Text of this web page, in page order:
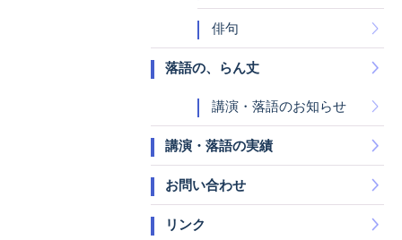
俳句
落語の、らん丈
講演・落語のお知らせ
講演・落語の実績
お問い合わせ
リンク